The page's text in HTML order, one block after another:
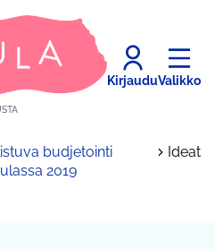
KirjauduValikko
budjetointi
2019
Ideat